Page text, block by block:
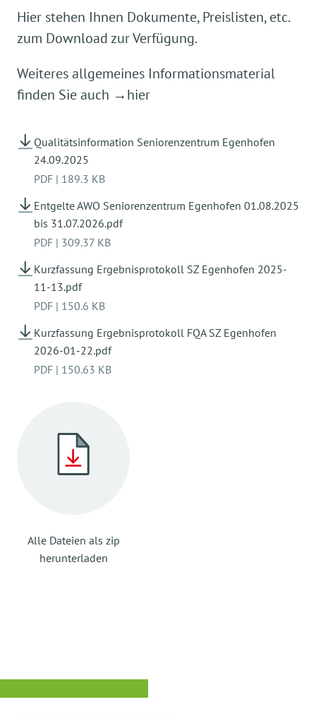
Hier stehen Ihnen Dokumente, Preislisten, etc.
zum Download zur Verfügung.
Weiteres allgemeines Informationsmaterial
finden Sie auch →hier
Qualitätsinformation Seniorenzentrum Egenhofen
24.09.2025
PDF | 189.3 KB
Entgelte AWO Seniorenzentrum Egenhofen 01.08.2025
bis 31.07.2026.pdf
PDF | 309.37 KB
Kurzfassung Ergebnisprotokoll SZ Egenhofen 2025-
11-13.pdf
PDF | 150.6 KB
Kurzfassung Ergebnisprotokoll FQA SZ Egenhofen
2026-01-22.pdf
PDF | 150.63 KB
Alle Dateien als zip
herunterladen